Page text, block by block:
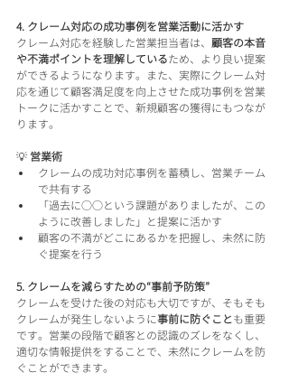
4. クレーム対応の成功事例を営業活動に活かす
クレーム対応を経験した営業担当者は、 顧客の本音
や不満ポイントを理解しているため、より良い提案
ができるようになります。また、実際にクレーム対
応を通じて顧客満足度を向上させた成功事例を営業
トークに活かすことで、新規顧客の獲得にもつなが
ります。
💡 営業術
クレームの成功対応事例を蓄積し、営業チーム
で共有する
「過去に○○という課題がありましたが、この
ように改善しました」と提案に活かす
顧客の不満がどこにあるかを把握し、未然に防
ぐ提案を行う
5. クレームを減らすための“事前予防策”
クレームを受けた後の対応も大切ですが、そもそも
クレームが発生しないように事前に防ぐことも重要
です。営業の段階で顧客との認識のズレをなくし、
適切な情報提供をすることで、未然にクレームを防
ぐことができます。